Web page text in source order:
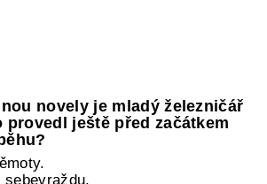
novely je mladý železničář
provedl ještě před začátkem